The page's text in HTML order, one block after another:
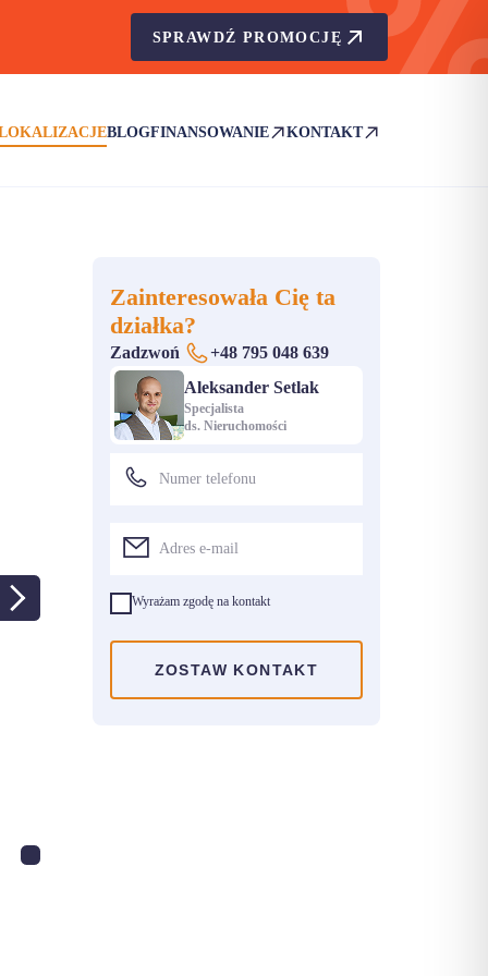
SPRAWDŹ PROMOCJĘ
BLOGFINANSOWANIE
(OTWIERA SIĘ W NOWEJ KARCIE)
KONTAKT
(OTWIERA SIĘ W NOWEJ
Zainteresowała Cię ta
działka?
Zadzwoń
+48 795 048 639
Aleksander Setlak
Specjalista
ds. Nieruchomości
Wyrażam zgodę na kontakt